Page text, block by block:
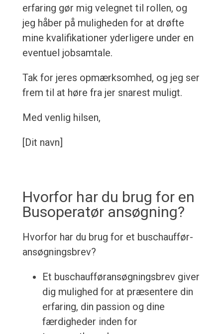
erfaring gør mig velegnet til rollen, og
jeg håber på muligheden for at drøfte
mine kvalifikationer yderligere under en
eventuel jobsamtale.
Tak for jeres opmærksomhed, og jeg ser
frem til at høre fra jer snarest muligt.
Med venlig hilsen,
[Dit navn]
Hvorfor har du brug for en
Busoperatør ansøgning?
Hvorfor har du brug for et buschauffør-
ansøgningsbrev?
Et buschaufføransøgningsbrev giver
dig mulighed for at præsentere din
erfaring, din passion og dine
færdigheder inden for